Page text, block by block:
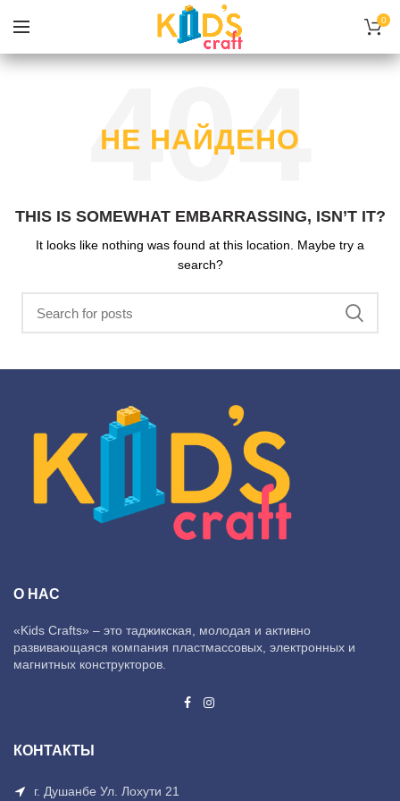
0
НЕ НАЙДЕНО
THIS IS SOMEWHAT EMBARRASSING, ISN’T IT?
It looks like nothing was found at this location. Maybe try a
search?
О НАС
«Kids Crafts» – это таджикская, молодая и активно
развивающаяся компания пластмассовых, электронных и
магнитных конструкторов.
КОНТАКТЫ
г. Душанбе Ул. Лохути 21